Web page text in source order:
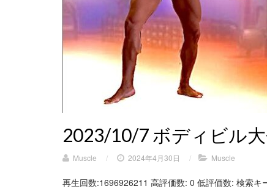
2023/10/7 ボディビル
Muscle / 2024年4月30日 / Muscle
再生回数:1696926211 高評価数: 0 低評価数: 検索